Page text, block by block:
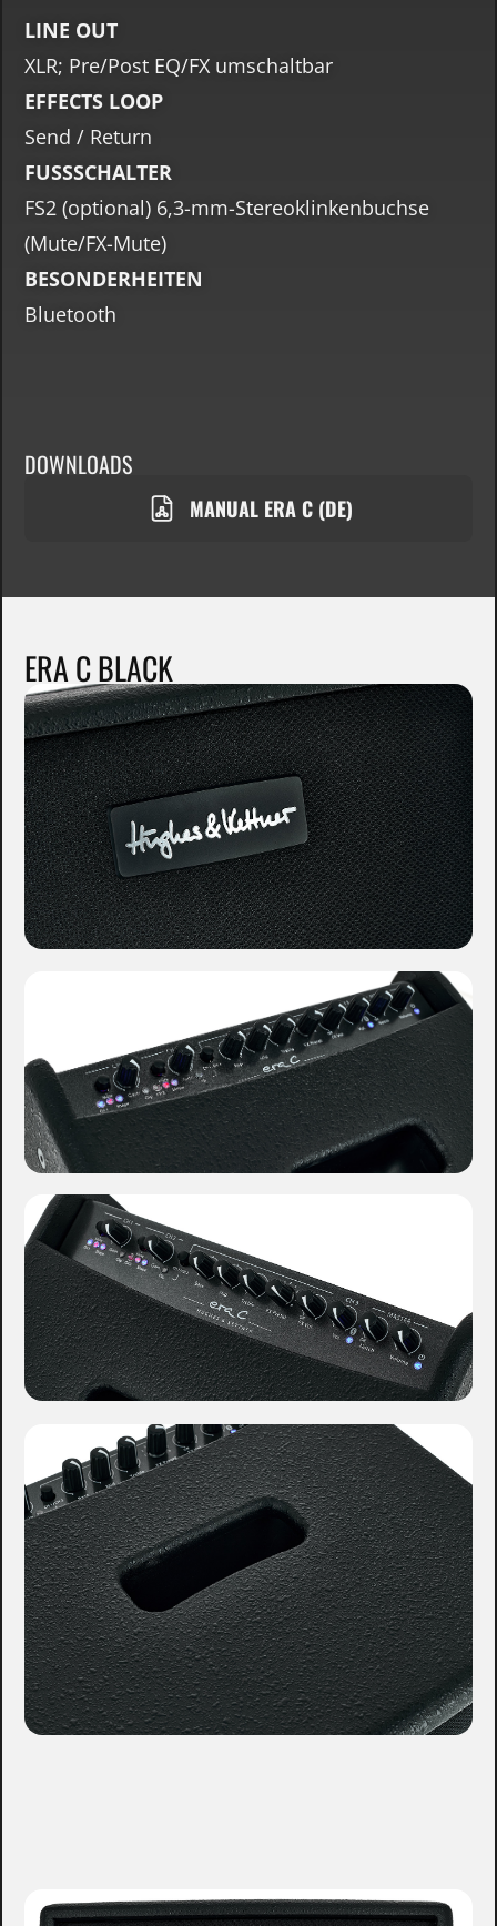
LINE OUT
XLR; Pre/Post EQ/FX umschaltbar
EFFECTS LOOP
Send / Return
FUSSSCHALTER
FS2 (optional) 6,3-mm-Stereoklinkenbuchse
(Mute/FX-Mute)
BESONDERHEITEN
Bluetooth
DOWNLOADS
MANUAL ERA C (DE)
ERA C BLACK